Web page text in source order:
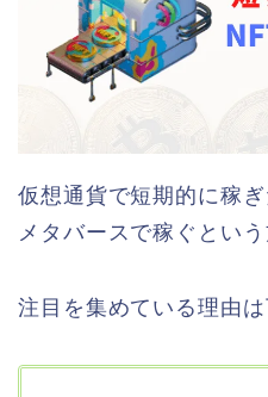
仮想通貨で短期的に稼
メタバースで稼ぐという
注目を集めている理由は